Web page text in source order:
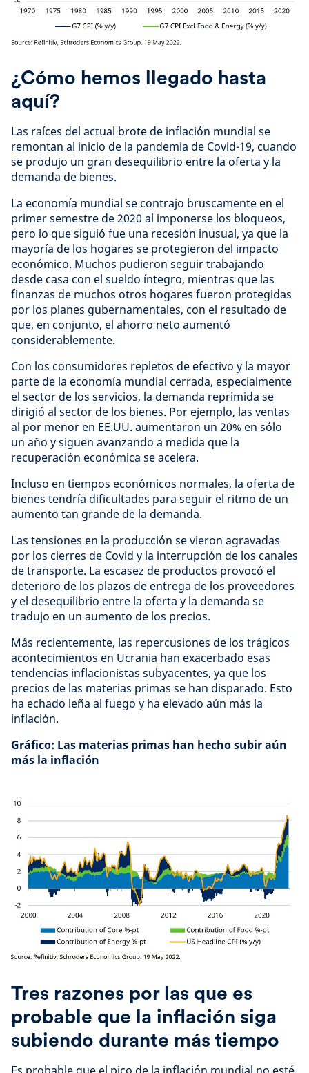
¿Cómo hemos llegado hasta
aquí?
Las raíces del actual brote de inflación mundial se
remontan al inicio de la pandemia de Covid-19, cuando
se produjo un gran desequilibrio entre la oferta y la
demanda de bienes.
La economía mundial se contrajo bruscamente en el
primer semestre de 2020 al imponerse los bloqueos,
pero lo que siguió fue una recesión inusual, ya que la
mayoría de los hogares se protegieron del impacto
económico. Muchos pudieron seguir trabajando
desde casa con el sueldo íntegro, mientras que las
finanzas de muchos otros hogares fueron protegidas
por los planes gubernamentales, con el resultado de
que, en conjunto, el ahorro neto aumentó
considerablemente.
Con los consumidores repletos de efectivo y la mayor
parte de la economía mundial cerrada, especialmente
el sector de los servicios, la demanda reprimida se
dirigió al sector de los bienes. Por ejemplo, las ventas
al por menor en EE.UU. aumentaron un 20% en sólo
un año y siguen avanzando a medida que la
recuperación económica se acelera.
Incluso en tiempos económicos normales, la oferta de
bienes tendría dificultades para seguir el ritmo de un
aumento tan grande de la demanda.
Las tensiones en la producción se vieron agravadas
por los cierres de Covid y la interrupción de los canales
de transporte. La escasez de productos provocó el
deterioro de los plazos de entrega de los proveedores
y el desequilibrio entre la oferta y la demanda se
tradujo en un aumento de los precios.
Más recientemente, las repercusiones de los trágicos
acontecimientos en Ucrania han exacerbado esas
tendencias inflacionistas subyacentes, ya que los
precios de las materias primas se han disparado. Esto
ha echado leña al fuego y ha elevado aún más la
inflación.
Gráfico: Las materias primas han hecho subir aún
más la inflación
Tres razones por las que es
probable que la inflación siga
subiendo durante más tiempo